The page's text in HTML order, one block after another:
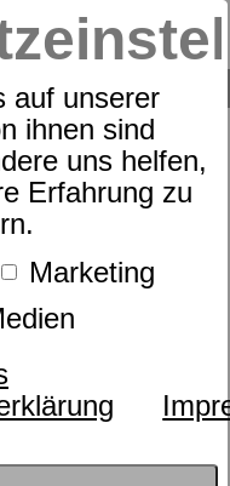
auf unserer
ihnen sind
uns helfen,
Erfahrung zu
Marketing
SUCHE
0
Tipps:
–